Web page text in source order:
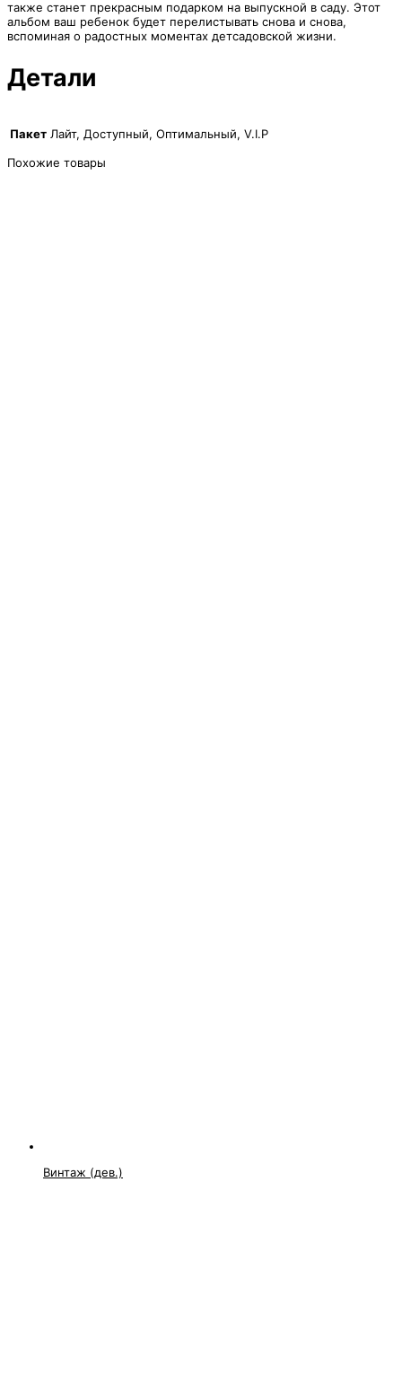
также станет прекрасным подарком на выпускной в саду. Этот
альбом ваш ребенок будет перелистывать снова и снова,
вспоминая о радостных моментах детсадовской жизни.
Детали
Пакет Лайт, Доступный, Оптимальный, V.I.P
Похожие товары
Винтаж (дев.)